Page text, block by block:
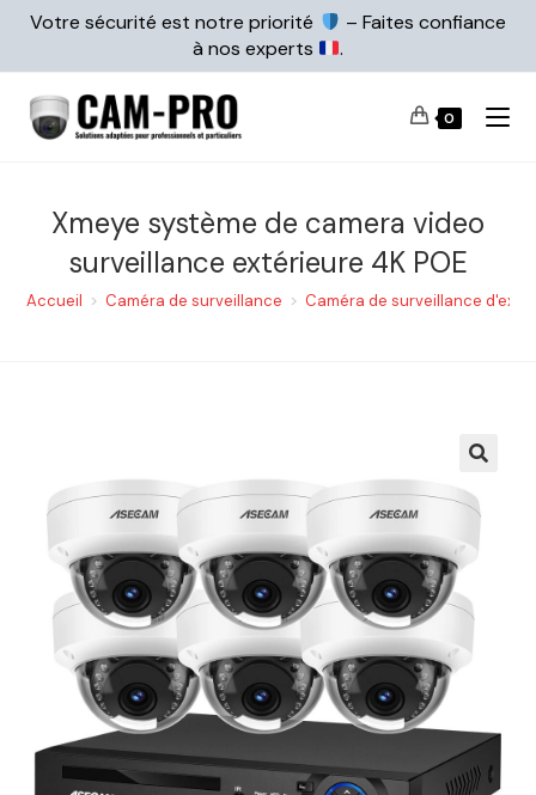
Votre sécurité est notre priorité
– Faites confiance
à nos experts
.
0
Xmeye système de camera video
surveillance extérieure 4K POE
Accueil > Caméra de surveillance > Caméra de surveillance